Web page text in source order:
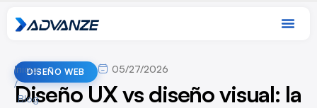
DISEÑO WEB 05/27/2026
Diseño UX vs diseño visual: la
Inicio
/
Blog